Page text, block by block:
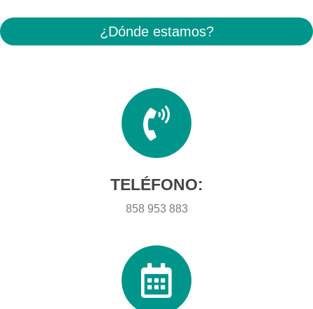
¿Dónde estamos?
TELÉFONO:
858 953 883